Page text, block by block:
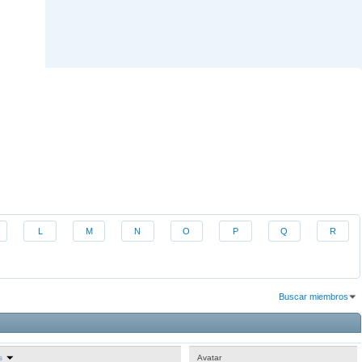
L M N O P Q R
Buscar miembros
Avatar